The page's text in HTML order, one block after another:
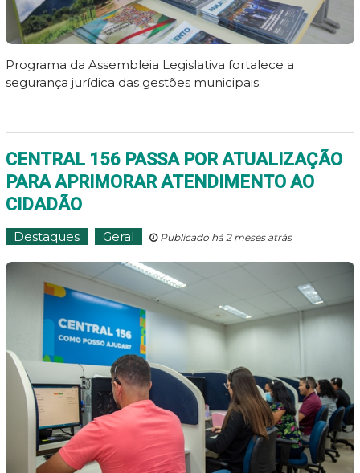
Programa da Assembleia Legislativa fortalece a
segurança jurídica das gestões municipais.
CENTRAL 156 PASSA POR ATUALIZAÇÃO
PARA APRIMORAR ATENDIMENTO AO
CIDADÃO
Destaques Geral Publicado há 2 meses atrás